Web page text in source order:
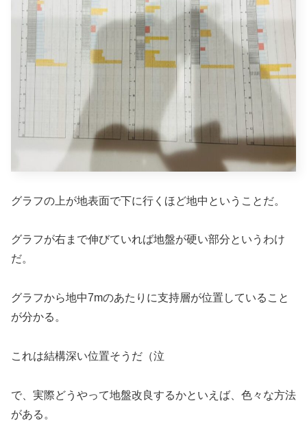
グラフの上が地表面で下に行くほど地中ということだ。
グラフが右まで伸びていれば地盤が硬い部分というわけ
だ。
グラフから地中7mのあたりに支持層が位置していること
が分かる。
これは結構深い位置そうだ（泣
で、実際どうやって地盤改良するかといえば、色々な方法
がある。